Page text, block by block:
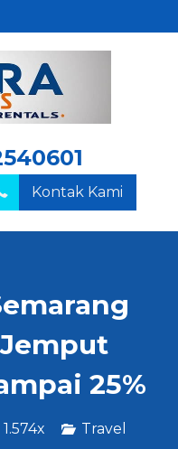
Kontak Kami
25%
1.574x Travel